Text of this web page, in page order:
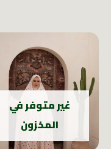
غير متوفر في
المخزون